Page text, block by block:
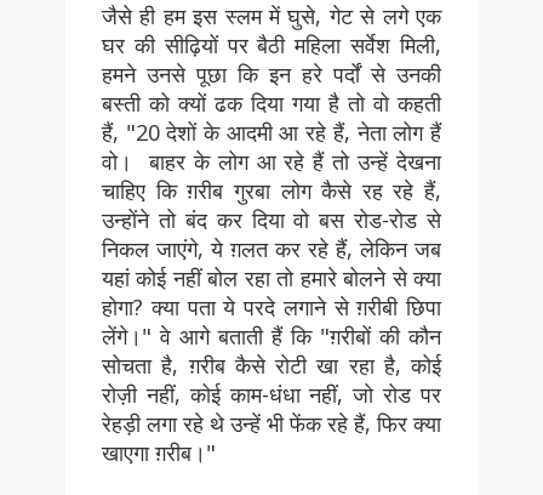
जैसे ही हम इस स्लम में घुसे, गेट से लगे एक
घर की सीढ़ियों पर बैठी महिला सर्वेश मिली,
हमने उनसे पूछा कि इन हरे पर्दों से उनकी
बस्ती को क्यों ढक दिया गया है तो वो कहती
हैं, "20 देशों के आदमी आ रहे हैं, नेता लोग हैं
वो। बाहर के लोग आ रहे हैं तो उन्हें देखना
चाहिए कि ग़रीब गुरबा लोग कैसे रह रहे हैं,
उन्होंने तो बंद कर दिया वो बस रोड-रोड से
निकल जाएंगे, ये ग़लत कर रहे हैं, लेकिन जब
यहां कोई नहीं बोल रहा तो हमारे बोलने से क्या
होगा? क्या पता ये परदे लगाने से ग़रीबी छिपा
लेंगे।" वे आगे बताती हैं कि "ग़रीबों की कौन
सोचता है, ग़रीब कैसे रोटी खा रहा है, कोई
रोज़ी नहीं, कोई काम-धंधा नहीं, जो रोड पर
रेहड़ी लगा रहे थे उन्हें भी फेंक रहे हैं, फिर क्या
खाएगा ग़रीब।"